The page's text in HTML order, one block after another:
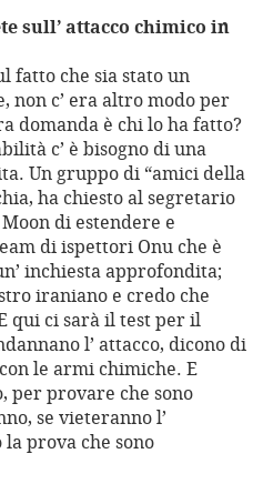
sull’ attacco chimico in
fatto che sia stato un
non c’ era altro modo per
domanda è chi lo ha fatto?
c’ è bisogno di una
Un gruppo di “amici della
ha chiesto al segretario
di estendere e
di ispettori Onu che è
inchiesta approfondita;
iraniano e credo che
qui ci sarà il test per il
l’ attacco, dicono di
le armi chimiche. E
per provare che sono
se vieteranno l’
prova che sono